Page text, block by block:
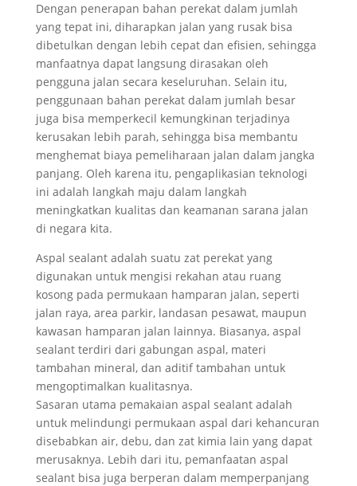
Dengan penerapan bahan perekat dalam jumlah
yang tepat ini, diharapkan jalan yang rusak bisa
dibetulkan dengan lebih cepat dan efisien, sehingga
manfaatnya dapat langsung dirasakan oleh
pengguna jalan secara keseluruhan. Selain itu,
penggunaan bahan perekat dalam jumlah besar
juga bisa memperkecil kemungkinan terjadinya
kerusakan lebih parah, sehingga bisa membantu
menghemat biaya pemeliharaan jalan dalam jangka
panjang. Oleh karena itu, pengaplikasian teknologi
ini adalah langkah maju dalam langkah
meningkatkan kualitas dan keamanan sarana jalan
di negara kita.
Aspal sealant adalah suatu zat perekat yang
digunakan untuk mengisi rekahan atau ruang
kosong pada permukaan hamparan jalan, seperti
jalan raya, area parkir, landasan pesawat, maupun
kawasan hamparan jalan lainnya. Biasanya, aspal
sealant terdiri dari gabungan aspal, materi
tambahan mineral, dan aditif tambahan untuk
mengoptimalkan kualitasnya.
Sasaran utama pemakaian aspal sealant adalah
untuk melindungi permukaan aspal dari kehancuran
disebabkan air, debu, dan zat kimia lain yang dapat
merusaknya. Lebih dari itu, pemanfaatan aspal
sealant bisa juga berperan dalam memperpanjang